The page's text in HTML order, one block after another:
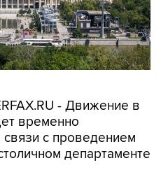
- Движение в
временно
связи с проведением
департаменте